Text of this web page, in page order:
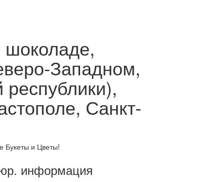
Западном,
Санкт-
Букеты и Цветы!
информация